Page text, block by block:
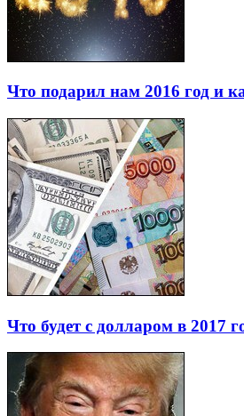
Что подарил нам 2016 год и
Что будет с долларом в 2017